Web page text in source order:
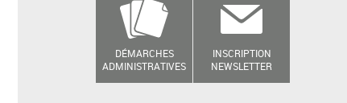
DÉMARCHES
ADMINISTRATIVES
INSCRIPTION
NEWSLETTER